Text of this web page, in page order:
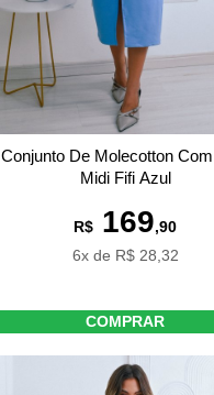
Conjunto De Molecotton
Midi Fifi Azul
R$ 169,90
6x de R$ 28,32
COMPRAR